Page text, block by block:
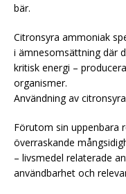
bär.
Citronsyra ammoniak
i ämnesomsättning där
kritisk energi –
organismer.
Användning av
Förutom sin uppenbara
överraskande
– livsmedel relaterade
användbarhet och